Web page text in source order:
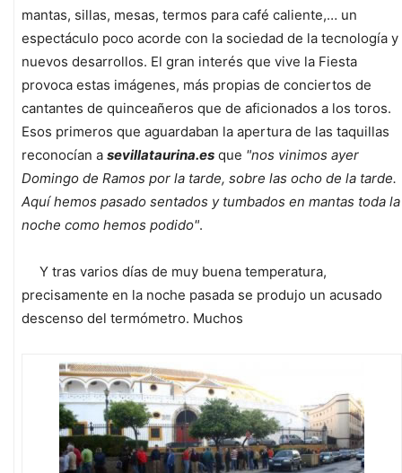
mantas, sillas, mesas, termos para café caliente,… un
espectáculo poco acorde con la sociedad de la tecnología y
nuevos desarrollos. El gran interés que vive la Fiesta
provoca estas imágenes, más propias de conciertos de
cantantes de quinceañeros que de aficionados a los toros.
Esos primeros que aguardaban la apertura de las taquillas
reconocían a sevillataurina.es que "nos vinimos ayer
Domingo de Ramos por la tarde, sobre las ocho de la tarde.
Aquí hemos pasado sentados y tumbados en mantas toda la
noche como hemos podido".
Y tras varios días de muy buena temperatura,
precisamente en la noche pasada se produjo un acusado
descenso del termómetro. Muchos